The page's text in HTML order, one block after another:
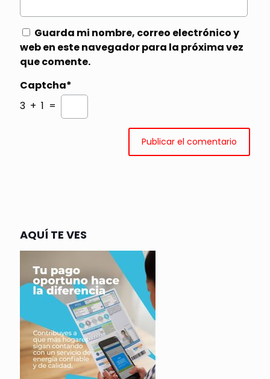
Guarda mi nombre, correo electrónico y
web en este navegador para la próxima vez
que comente.
Captcha*
3 + 1 =
AQUÍ TE VES